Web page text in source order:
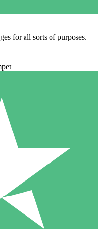
for all sorts of purposes.